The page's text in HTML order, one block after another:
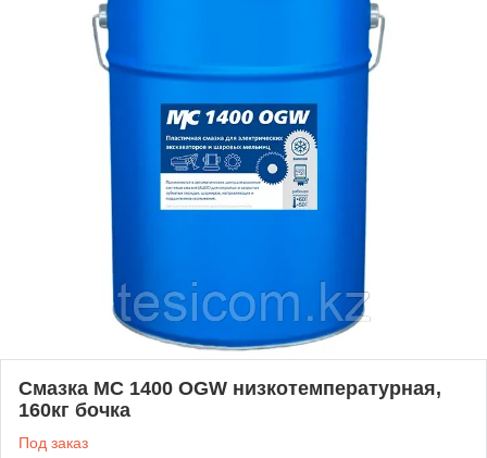
Смазка МС 1400 OGW низкотемпературная,
160кг бочка
Под заказ